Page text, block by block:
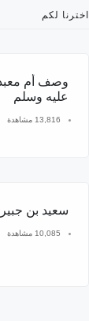
اخترنا لكم
وصف أم
عليه وسلم
13,816 مشاهدة
سعيد بن جبير
10,085 مشاهدة